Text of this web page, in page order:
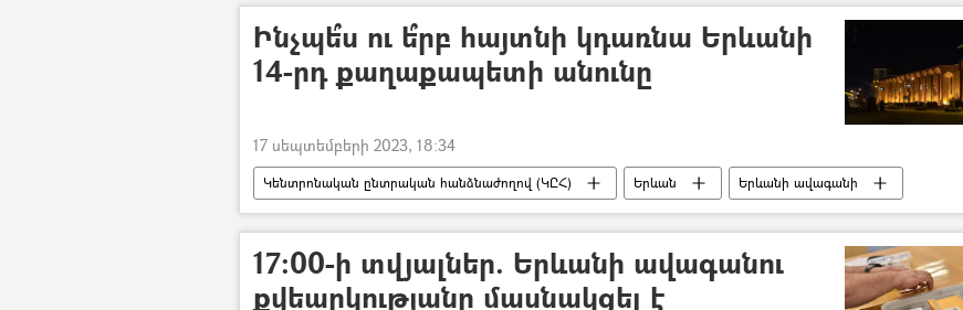
Ինչպե՞ս ու ե՞րբ հայտնի կդառնա Երևանի
14-րդ քաղաքապետի անունը
17 սեպտեմբերի 2023, 18:34
Կենտրոնական ընտրական հանձնաժողով (ԿԸՀ) Երևան
Երևանի ավագանի
Երևանի ավագանու ընտրություններ
ՏԻՄ ընտրություններ Վահագն Հովակիմյան
17։00-ի տվյալներ. Երևանի ավագանու
քվեարկությանը մասնակցել է